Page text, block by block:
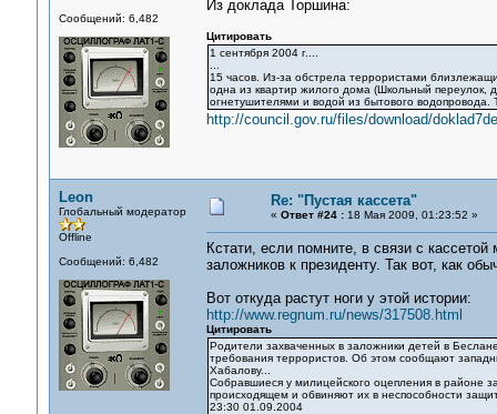
Сообщений: 6,482
Из доклада Торшина:
Цитировать
1 сентября 2004 г....
15 часов. Из-за обстрела террористами
одна из квартир жилого дома (Школьный переулок,
огнетушителями и водой из бытового
http://council.gov.ru/files/download/
Leon
Глобальный модератор
Offline
Сообщений: 6,482
Re: "Пустая кассета"
« Ответ #24 :18 Мая 2009, 01:23:52 »
Кстати, если помните, в связи с
заложников к президенту. Так вот, как
Вот откуда растут ноги у этой истории:
http://www.regnum.ru/news/317508.html
Цитировать
Родители захваченных в заложники детей в
требования террористов. Об этом сообщают
Хабалову...
Собравшиеся у милицейского оцепления в районе
происходящем и обвиняют их в неспособности
23:30 01.09.2004